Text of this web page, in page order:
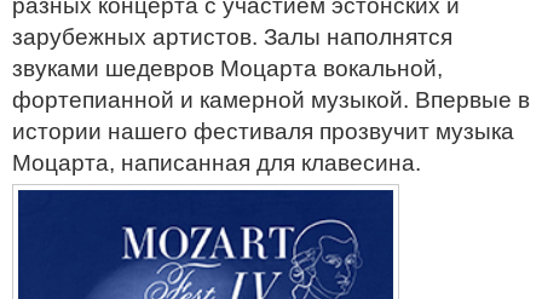
разных концерта с участием эстонских и
зарубежных артистов. Залы наполнятся
звуками шедевров Моцарта вокальной,
фортепианной и камерной музыкой. Впервые в
истории нашего фестиваля прозвучит музыка
Моцарта, написанная для клавесина.